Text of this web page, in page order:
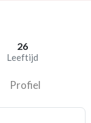
26
Leeftijd
Profiel